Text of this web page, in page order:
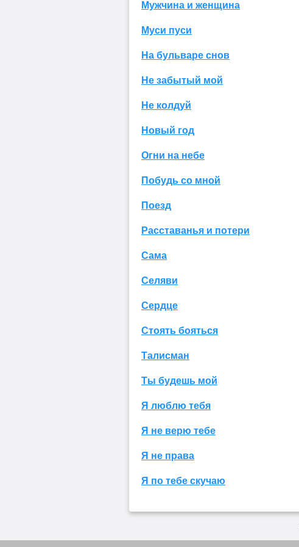
Мужчина и женщина
Муси пуси
На бульваре снов
Не забытый мой
Не колдуй
Новый год
Огни на небе
Побудь со мной
Поезд
Расставанья и потери
Сама
Селяви
Сердце
Стоять бояться
Талисман
Ты будешь мой
Я люблю тебя
Я не верю тебе
Я не права
Я по тебе скучаю